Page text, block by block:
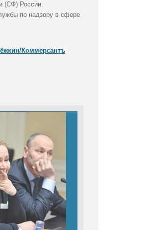
(СФ) России.
по надзору в сфере
Коммерсантъ